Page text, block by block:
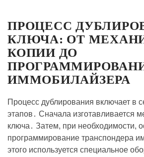
ПРОЦЕСС
КЛЮЧА: ОТ
КОПИИ ДО
ИММОБИЛАЙЗЕРА
Процесс дублирования включает в
этапов․ Сначала изготавливается
ключа․ Затем, при необходимости,
программирование транспондера
этого используется специальное